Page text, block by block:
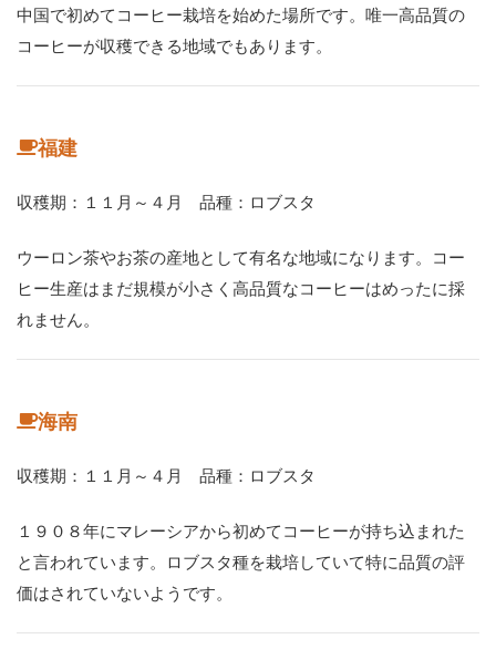
中国で初めてコーヒー栽培を始めた場所です。唯一高品質の
コーヒーが収穫できる地域でもあります。
福建
収穫期：１１月～４月 品種：ロブスタ
ウーロン茶やお茶の産地として有名な地域になります。コー
ヒー生産はまだ規模が小さく高品質なコーヒーはめったに採
れません。
海南
収穫期：１１月～４月 品種：ロブスタ
１９０８年にマレーシアから初めてコーヒーが持ち込まれた
と言われています。ロブスタ種を栽培していて特に品質の評
価はされていないようです。